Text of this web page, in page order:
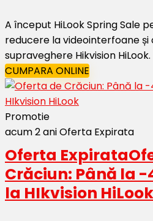
A început HiLook Spring Sale
reducere la videointerfoane
supraveghere Hikvision HiLook.
CUMPARA ONLINE
Promotie
acum 2 aniOferta Expirata
Oferta Expirata
Crăciun: Până la -
la HIkvision HiLook